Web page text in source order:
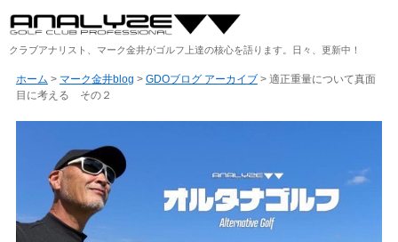
クラブアナリスト、マーク金井がゴルフ上達の核心を語ります。日々、更新中！
ホーム > マーク金井blog > GDOブログ アーカイブ> 適正重量について真面
目に考える その２